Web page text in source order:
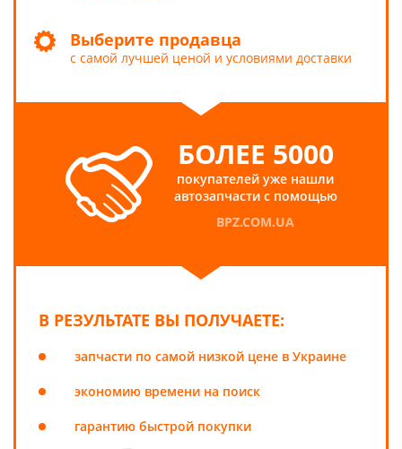
Выберите продавца
с самой лучшей ценой и условиями доставки
БОЛЕЕ 5000
покупателей уже нашли
автозапчасти с помощью
BPZ.COM.UA
В РЕЗУЛЬТАТЕ ВЫ ПОЛУЧАЕТЕ:
запчасти по самой низкой цене в Украине
экономию времени на поиск
гарантию быстрой покупки